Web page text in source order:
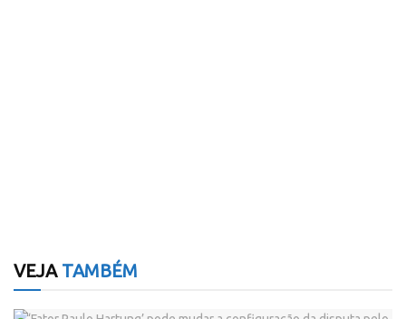
VEJATAMBÉM